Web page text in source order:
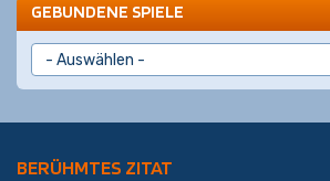
GEBUNDENE SPIELE
BERÜHMTES ZITAT